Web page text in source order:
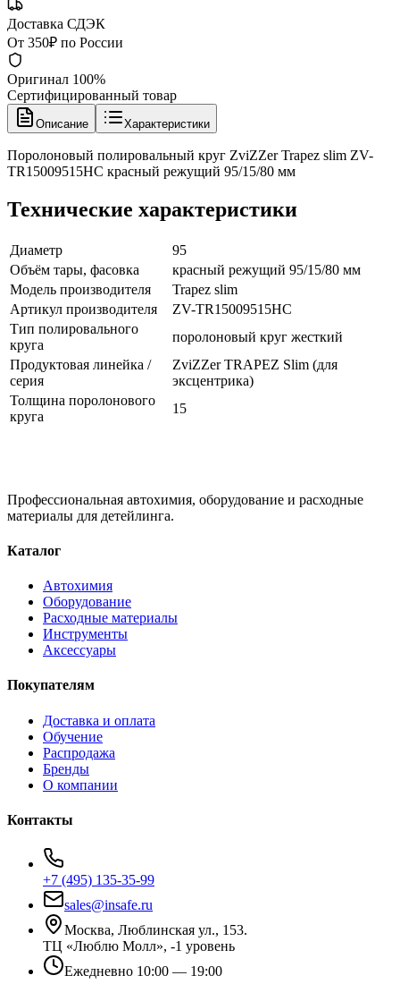
Доставка СДЭК
От 350₽ по России
Оригинал 100%
Сертифицированный товар
Описание Характеристики
Поролоновый полировальный круг ZviZZer Trapez slim ZV-
TR15009515HC красный режущий 95/15/80 мм
Технические характеристики
Диаметр
95
Объём тары, фасовка
красный режущий 95/15/80 мм
Модель производителя
Trapez slim
Артикул производителя
ZV-TR15009515HC
Тип полировального
круга
поролоновый круг жесткий
Продуктовая линейка /
серия
ZviZZer TRAPEZ Slim (для
эксцентрика)
Толщина поролонового
круга
15
Профессиональная автохимия, оборудование и расходные
материалы для детейлинга.
Каталог
Автохимия
Оборудование
Расходные материалы
Инструменты
Аксессуары
Покупателям
Доставка и оплата
Обучение
Распродажа
Бренды
О компании
Контакты
+7 (495) 135-35-99
sales@insafe.ru
Москва, Люблинская ул., 153.
ТЦ «Люблю Молл», -1 уровень
Ежедневно 10:00 — 19:00